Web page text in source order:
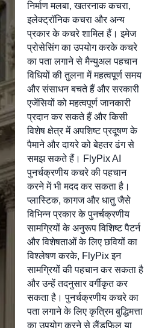
निर्माण मलबा, खतरनाक कचरा,
इलेक्ट्रॉनिक कचरा और अन्य
प्रकार के कचरे शामिल हैं। इमेज
प्रोसेसिंग का उपयोग करके कचरे
का पता लगाने से मैन्युअल पहचान
विधियों की तुलना में महत्वपूर्ण समय
और संसाधन बचते हैं और सरकारी
एजेंसियों को महत्वपूर्ण जानकारी
प्रदान कर सकते हैं और किसी
विशेष क्षेत्र में अपशिष्ट प्रदूषण के
पैमाने और दायरे को बेहतर ढंग से
समझ सकते हैं। FlyPix AI
पुनर्चक्रणीय कचरे की पहचान
करने में भी मदद कर सकता है।
प्लास्टिक, कागज और धातु जैसे
विभिन्न प्रकार के पुनर्चक्रणीय
सामग्रियों के अनुरूप विशिष्ट पैटर्न
और विशेषताओं के लिए छवियों का
विश्लेषण करके, FlyPix इन
सामग्रियों की पहचान कर सकता है
और उन्हें तदनुसार वर्गीकृत कर
सकता है। पुनर्चक्रणीय कचरे का
पता लगाने के लिए कृत्रिम बुद्धिमत्ता
का उपयोग करने से लैंडफिल या